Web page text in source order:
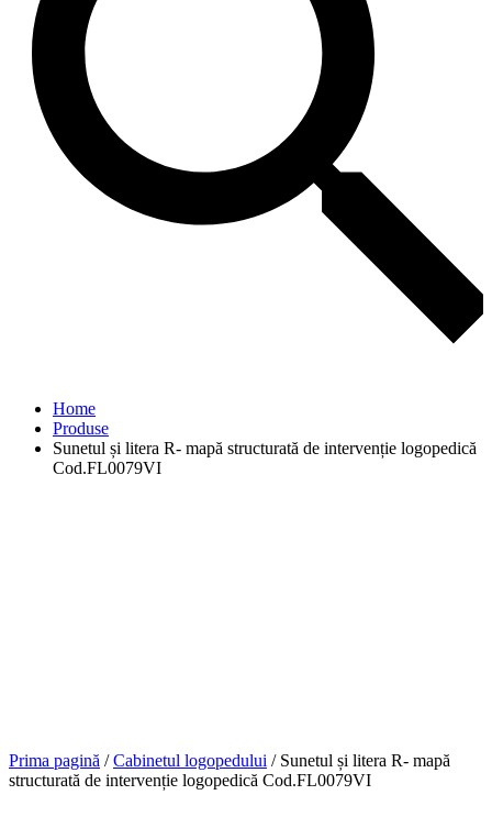
Home
Produse
Sunetul și litera R- mapă structurată de intervenție logopedică
Cod.FL0079VI
Prima pagină /Cabinetul logopedului / Sunetul și litera R- mapă
structurată de intervenție logopedică Cod.FL0079VI